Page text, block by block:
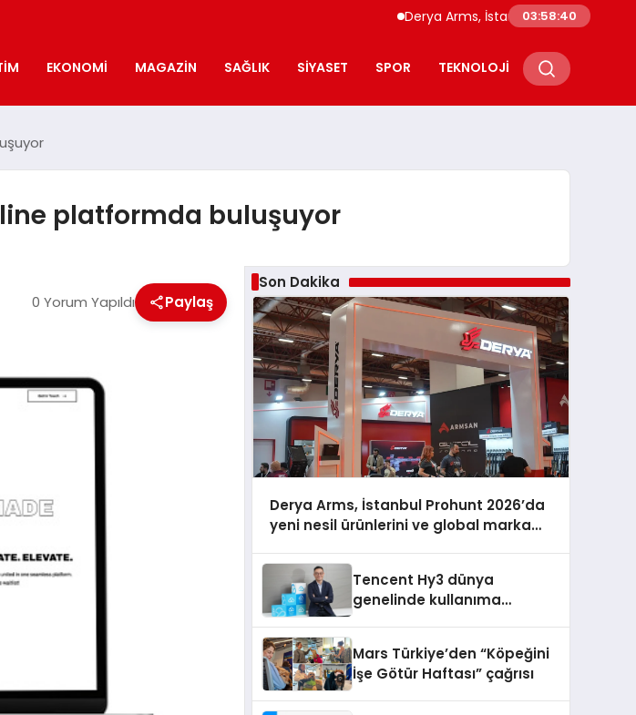
Derya Arms, İstanbul Prohunt 2026’da
03:58:41
EKONOMI MAGAZIN SAĞLIK SIYASET SPOR TEKNOLOJI
platformda buluşuyor
0 Yorum Yapıldı Paylaş
Son Dakika
Derya Arms, İstanbul Prohunt 2026’da
yeni nesil ürünlerini ve global marka
Tencent Hy3 dünya
genelinde kullanıma
Mars Türkiye’den “Köpeğini
İşe Götür Haftası” çağrısı